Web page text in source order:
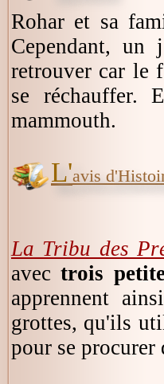
Rohar et sa
Cependant,
retrouver car le
se réchauffer.
mammouth.
L'avis
La Tribu des
avectrois
apprennent
grottes, qu'ils
pour se